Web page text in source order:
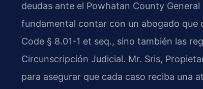
deudas ante el Powhatan County
fundamental contar con un abogado que
Code § 8.01-1 et seq., sino también las
Circunscripción Judicial. Mr. Sris,
para asegurar que cada caso reciba una